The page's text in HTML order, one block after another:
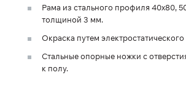
Рама из стального профиля 40х80,
толщиной 3 мм.
Окраска путем
Стальные опорные ножки с
к полу.